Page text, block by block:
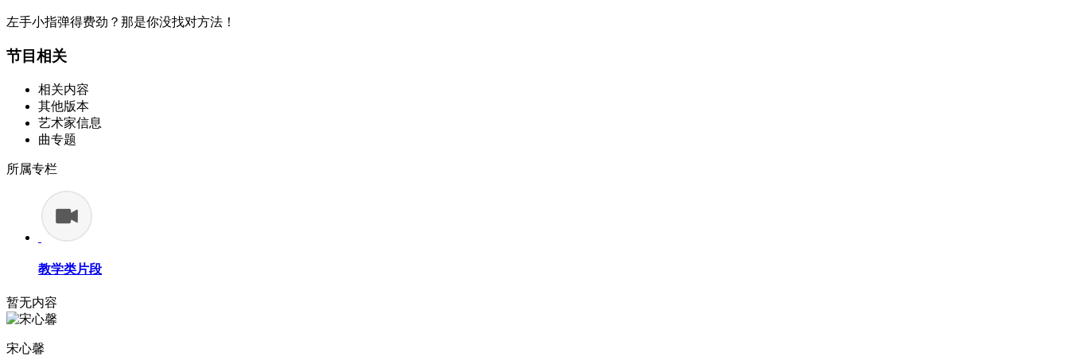
左手小指弹得费劲？那是你没找对方法！
节目相关
相关内容
其他版本
艺术家信息
曲专题
所属专栏
教学类片段
暂无内容
宋心馨